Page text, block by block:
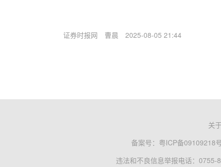
证券时报网 曹晨 2025-08-05 21:44
关
备案号： 粤ICP备09109218
违法和不良信息举报电话：0755-